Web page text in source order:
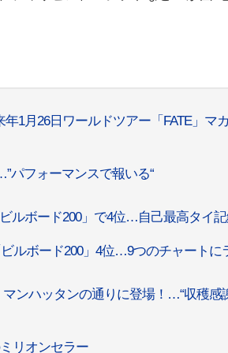
1月26日ワールドツアー「FATE」マ
パフォーマンスで報いる“
ビルボード200」で4位…自己最高タイ
ビルボード200」4位…9つのチャートに
マンハッタンの通りに登場！…“収穫感
リオンセラー